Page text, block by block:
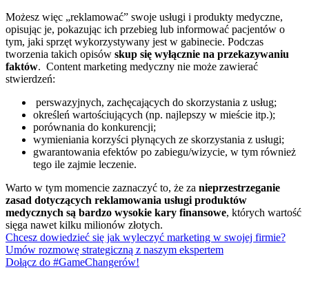
Możesz więc „reklamować” swoje usługi i produkty medyczne,
opisując je, pokazując ich przebieg lub informować pacjentów o
tym, jaki sprzęt wykorzystywany jest w gabinecie. Podczas
tworzenia takich opisów skup się wyłącznie na przekazywaniu
faktów. Content marketing medyczny nie może zawierać
stwierdzeń:
perswazyjnych, zachęcających do skorzystania z usług;
określeń wartościujących (np. najlepszy w mieście itp.);
porównania do konkurencji;
wymieniania korzyści płynących ze skorzystania z usługi;
gwarantowania efektów po zabiegu/wizycie, w tym również
tego ile zajmie leczenie.
Warto w tym momencie zaznaczyć to, że za nieprzestrzeganie
zasad dotyczących reklamowania usługi produktów
medycznych są bardzo wysokie kary finansowe, których wartość
sięga nawet kilku milionów złotych.
Chcesz dowiedzieć się jak wyleczyć marketing w swojej firmie?
Umów rozmowę strategiczną z naszym ekspertem
Dołącz do #GameChangerów!